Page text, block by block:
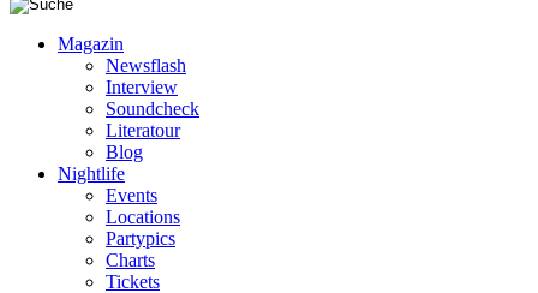
Magazin
Newsflash
Interview
Soundcheck
Literatour
Blog
Nightlife
Events
Locations
Partypics
Charts
Tickets